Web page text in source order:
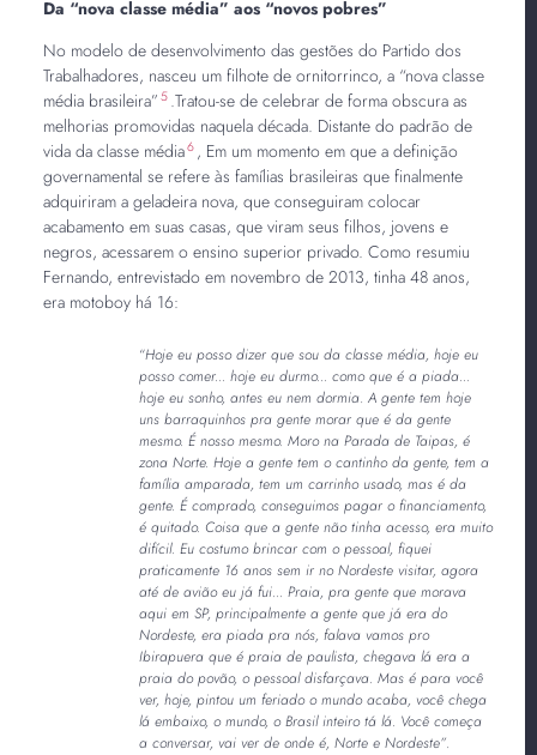
Da “nova classe média” aos “novos pobres”
No modelo de desenvolvimento das gestões do Partido dos
Trabalhadores, nasceu um filhote de ornitorrinco, a “nova classe
média brasileira” 5 .Tratou-se de celebrar de forma obscura as
melhorias promovidas naquela década. Distante do padrão de
vida da classe média6 , Em um momento em que a definição
governamental se refere às famílias brasileiras que finalmente
adquiriram a geladeira nova, que conseguiram colocar
acabamento em suas casas, que viram seus filhos, jovens e
negros, acessarem o ensino superior privado. Como resumiu
Fernando, entrevistado em novembro de 2013, tinha 48 anos,
era motoboy há 16:
“Hoje eu posso dizer que sou da classe média, hoje eu
posso comer... hoje eu durmo... como que é a piada...
hoje eu sonho, antes eu nem dormia. A gente tem hoje
uns barraquinhos pra gente morar que é da gente
mesmo. É nosso mesmo. Moro na Parada de Taipas, é
zona Norte. Hoje a gente tem o cantinho da gente, tem a
família amparada, tem um carrinho usado, mas é da
gente. É comprado, conseguimos pagar o financiamento,
é quitado. Coisa que a gente não tinha acesso, era muito
difícil. Eu costumo brincar com o pessoal, fiquei
praticamente 16 anos sem ir no Nordeste visitar, agora
até de avião eu já fui... Praia, pra gente que morava
aqui em SP, principalmente a gente que já era do
Nordeste, era piada pra nós, falava vamos pro
Ibirapuera que é praia de paulista, chegava lá era a
praia do povão, o pessoal disfarçava. Mas é para você
ver, hoje, pintou um feriado o mundo acaba, você chega
lá embaixo, o mundo, o Brasil inteiro tá lá. Você começa
a conversar, vai ver de onde é, Norte e Nordeste”.